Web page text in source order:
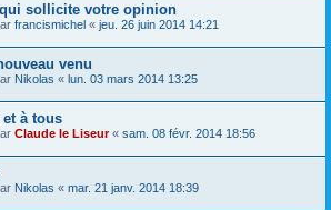
qui sollicite votre opinion
francismichel « jeu. 26 juin 2014 14:21
venu
Nikolas « lun. 03 mars 2014 13:25
à tous
Claude le Liseur« sam. 08 févr. 2014 18:56
Nikolas « mar. 21 janv. 2014 18:39